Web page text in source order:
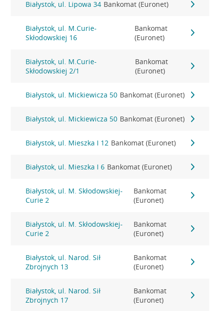
Białystok, ul. Lipowa 34 Bankomat (Euronet)
Białystok, ul. M.Curie-
Skłodowskiej 16
Bankomat
(Euronet)
Białystok, ul. M.Curie-
Skłodowskiej 2/1
Bankomat
(Euronet)
Białystok, ul. Mickiewicza 50 Bankomat (Euronet)
Białystok, ul. Mickiewicza 50 Bankomat (Euronet)
Białystok, ul. Mieszka I 12 Bankomat (Euronet)
Białystok, ul. Mieszka I 6 Bankomat (Euronet)
Białystok, ul. M. Skłodowskiej-
Curie 2
Bankomat
(Euronet)
Białystok, ul. M. Skłodowskiej-
Curie 2
Bankomat
(Euronet)
Białystok, ul. Narod. Sił
Zbrojnych 13
Bankomat
(Euronet)
Białystok, ul. Narod. Sił
Zbrojnych 17
Bankomat
(Euronet)